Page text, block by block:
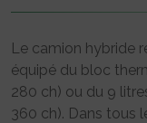
Le camion hybride
équipé du bloc
280 ch) ou du 9
360 ch). Dans tous